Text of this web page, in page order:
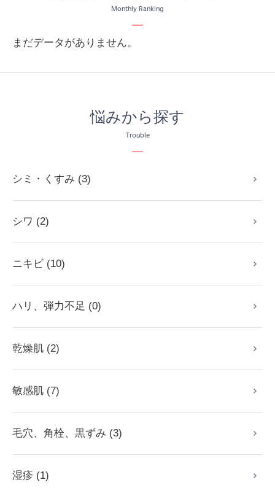
Monthly Ranking
まだデータがありません。
悩みから探す
Trouble
シミ・くすみ (3)
シワ (2)
ニキビ (10)
ハリ、弾力不足 (0)
乾燥肌 (2)
敏感肌 (7)
毛穴、角栓、黒ずみ (3)
湿疹 (1)